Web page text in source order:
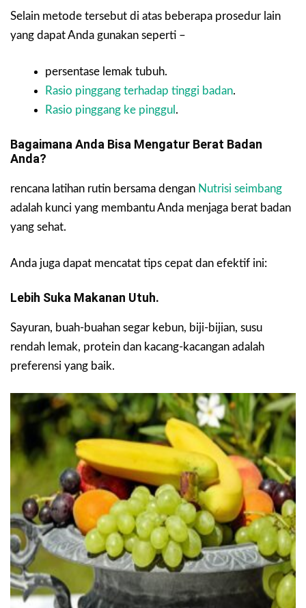
Selain metode tersebut di atas beberapa prosedur lain
yang dapat Anda gunakan seperti –
persentase lemak tubuh.
Rasio pinggang terhadap tinggi badan.
Rasio pinggang ke pinggul .
Bagaimana Anda Bisa Mengatur Berat Badan
Anda?
rencana latihan rutin bersama dengan Nutrisi seimbang
adalah kunci yang membantu Anda menjaga berat badan
yang sehat.
Anda juga dapat mencatat tips cepat dan efektif ini:
Lebih Suka Makanan Utuh.
Sayuran, buah-buahan segar kebun, biji-bijian, susu
rendah lemak, protein dan kacang-kacangan adalah
preferensi yang baik.